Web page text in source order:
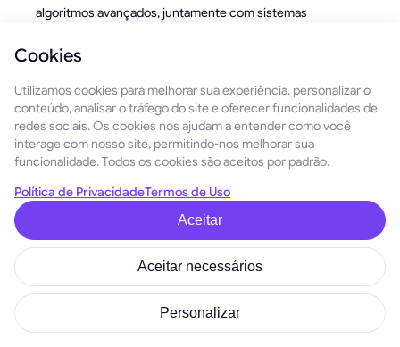
algoritmos avançados, juntamente com sistemas
qualquer tentativa de “manipular” o processo.
Compreender como funcionava o pool hopping — e por
que ele acabou desaparecendo — ajuda os mineradores a
entender melhor a economia dos pools e a apreciar por
que as estruturas modernas de pagamento são projetadas
previsibilidade e justiça para todos os envolvidos.
Twitter (X)|Medium
Cookies
Utilizamos cookies para melhorar sua experiência, personalizar o
conteúdo, analisar o tráfego do site e oferecer funcionalidades de
redes sociais. Os cookies nos ajudam a entender como você
interage com nosso site, permitindo-nos melhorar sua
funcionalidade. Todos os cookies são aceitos por padrão.
Política de PrivacidadeTermos de Uso
Aceitar
Aceitar necessários
Personalizar